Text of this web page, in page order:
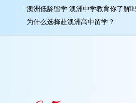
澳洲低龄留学 澳洲中学教育你了解
为什么选择赴澳洲高中留学？